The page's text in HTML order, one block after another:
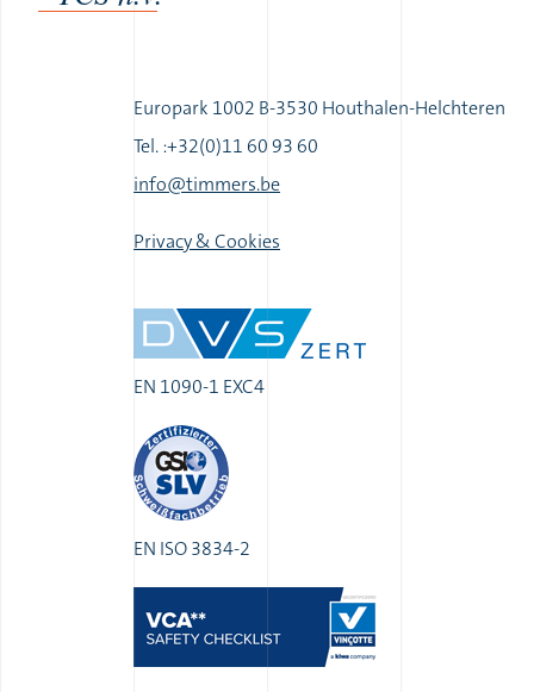
Europark 1002 B-3530 Houthalen-Helchteren
|
Tel. :+32(0)11 60 93 60
|
info@timmers.be
Privacy & Cookies
EN 1090-1 EXC4
EN ISO 3834-2